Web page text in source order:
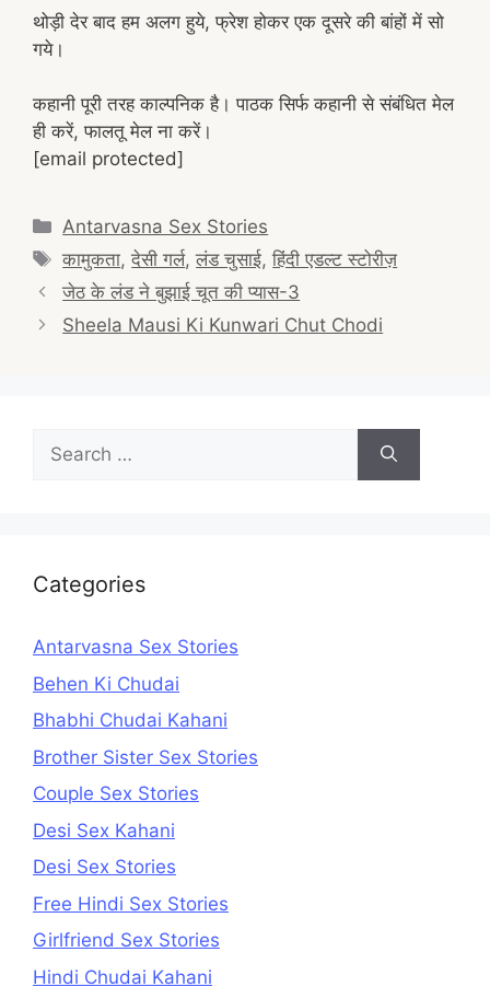
थोड़ी देर बाद हम अलग हुये, फ्रेश होकर एक दूसरे की बांहों में सो
गये।
कहानी पूरी तरह काल्पनिक है। पाठक सिर्फ कहानी से संबंधित मेल
ही करें, फालतू मेल ना करें।
[email protected]
Categories
Antarvasna Sex Stories
Tags
कामुकता,देसी गर्ल,लंड चुसाई,हिंदी एडल्ट स्टोरीज़
Post
navigation
जेठ के लंड ने बुझाई चूत की प्यास-3
Sheela Mausi Ki Kunwari Chut Chodi
Search
for:
Categories
Antarvasna Sex Stories
Behen Ki Chudai
Bhabhi Chudai Kahani
Brother Sister Sex Stories
Couple Sex Stories
Desi Sex Kahani
Desi Sex Stories
Free Hindi Sex Stories
Girlfriend Sex Stories
Hindi Chudai Kahani